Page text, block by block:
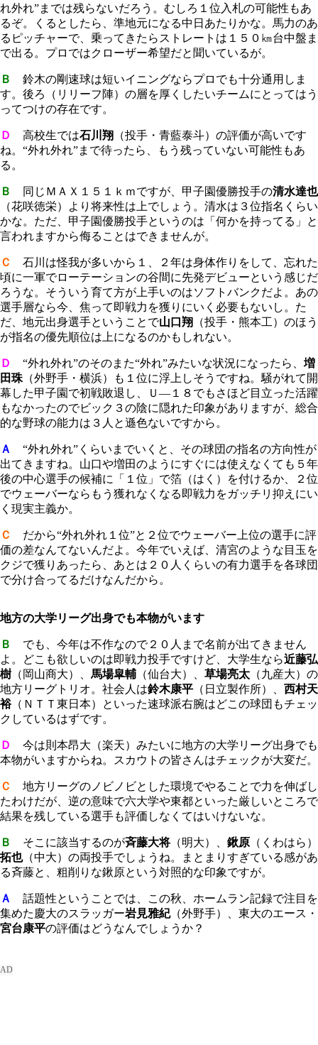
れ外れ”までは残らないだろう。むしろ１位入札の可能性もあ
るぞ。くるとしたら、準地元になる中日あたりかな。馬力のあ
るピッチャーで、乗ってきたらストレートは１５０㎞台中盤ま
で出る。プロではクローザー希望だと聞いているが。
Ｂ
鈴木の剛速球は短いイニングならプロでも十分通用しま
す。後ろ（リリーフ陣）の層を厚くしたいチームにとってはう
ってつけの存在です。
Ｄ 高校生では石川翔
（投手・青藍泰斗）の評価が高いです
ね。“外れ外れ”まで待ったら、もう残っていない可能性もあ
る。
Ｂ 同じＭＡＸ１５１ｋｍですが、甲子園優勝投手の清水達也
（花咲徳栄）より将来性は上でしょう。清水は３位指名くらい
かな。ただ、甲子園優勝投手というのは「何かを持ってる」と
言われますから侮ることはできませんが。
Ｃ
石川は怪我が多いから１、２年は身体作りをして、忘れた
頃に一軍でローテーションの谷間に先発デビューという感じだ
ろうな。そういう育て方が上手いのはソフトバンクだよ。あの
選手層なら今、焦って即戦力を獲りにいく必要もないし。た
だ、地元出身選手ということで山口翔
（投手・熊本工）のほう
が指名の優先順位は上になるのかもしれない。
Ｄ “外れ外れ”のそのまた“外れ”みたいな状況になったら、 増
田珠 （外野手・横浜）も１位に浮上しそうですね。騒がれて開
幕した甲子園で初戦敗退し、Ｕ―１８でもさほど目立った活躍
もなかったのでビック３の陰に隠れた印象がありますが、総合
的な野球の能力は３人と遜色ないですから。
Ａ
“外れ外れ”くらいまでいくと、その球団の指名の方向性が
出てきますね。山口や増田のようにすぐには使えなくても５年
後の中心選手の候補に「１位」で箔（はく）を付けるか、２位
でウェーバーならもう獲れなくなる即戦力をガッチリ抑えにい
く現実主義か。
Ｃ
だから“外れ外れ１位”と２位でウェーバー上位の選手に評
価の差なんてないんだよ。今年でいえば、清宮のような目玉を
クジで獲りあったら、あとは２０人くらいの有力選手を各球団
で分け合ってるだけなんだから。
地方の大学リーグ出身でも本物がいます
Ｂ
でも、今年は不作なので２０人まで名前が出てきません
よ。どこも欲しいのは即戦力投手ですけど、大学生なら近藤弘
樹 （岡山商大）、 馬場皐輔 （仙台大）、 草場亮太 （九産大）の
地方リーグトリオ。社会人は鈴木康平 （日立製作所）、 西村天
裕（ＮＴＴ東日本）といった速球派右腕はどこの球団もチェッ
クしているはずです。
Ｄ
今は則本昂大（楽天）みたいに地方の大学リーグ出身でも
本物がいますからね。スカウトの皆さんはチェックが大変だ。
Ｃ
地方リーグのノビノビとした環境でやることで力を伸ばし
たわけだが、逆の意味で六大学や東都といった厳しいところで
結果を残している選手も評価しなくてはいけないな。
Ｂ そこに該当するのが斉藤大将 （明大）、 鍬原 （くわはら）
拓也（中大）の両投手でしょうね。まとまりすぎている感があ
る斉藤と、粗削りな鍬原という対照的な印象ですが。
Ａ
話題性ということでは、この秋、ホームラン記録で注目を
集めた慶大のスラッガー岩見雅紀（外野手）、東大のエース・
宮台康平の評価はどうなんでしょうか？